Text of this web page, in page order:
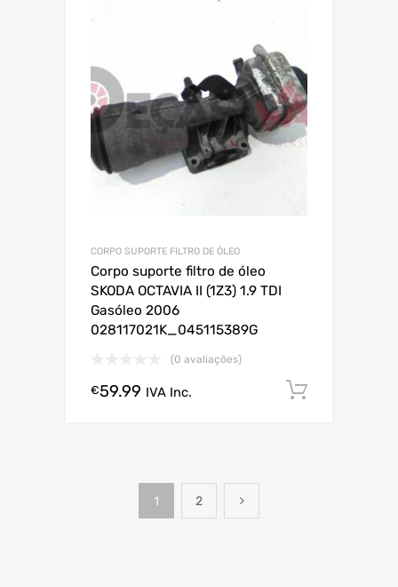
CORPO SUPORTE FILTRO DE ÓLEO
Corpo suporte filtro de óleo
SKODA OCTAVIA II (1Z3) 1.9 TDI
Gasóleo 2006
028117021K_045115389G
(0 avaliações)
€59.99 IVA Inc.
1 2